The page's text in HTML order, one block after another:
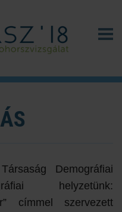
Demográfiai
helyzetünk:
címmel szervezett